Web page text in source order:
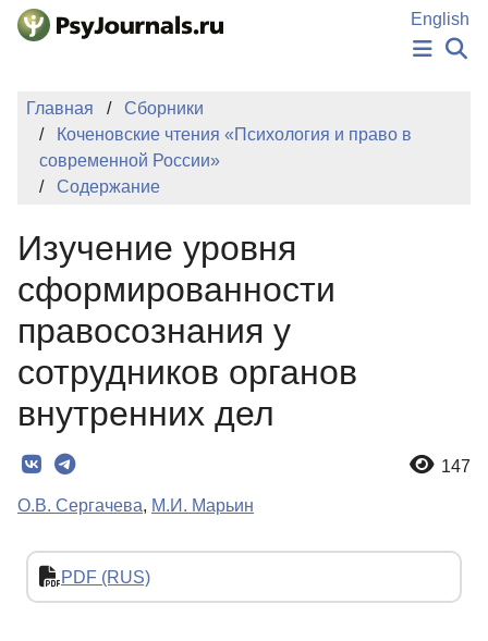
Перейти к основному содержанию
English
НОВОСТИ
ИЗДАНИЯ
Регистрация
Главная
Сборники
Коченовские чтения «Психология и право в
современной России»
Содержание
Изучение уровня
сформированности
правосознания у
сотрудников органов
внутренних дел
147
О.В. Сергачева, М.И. Марьин
PDF (RUS)